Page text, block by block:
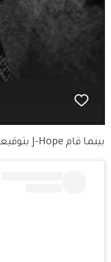
بينما قام J-Hope بتوقيعه على كاحله. و Jungkook على الأذن.